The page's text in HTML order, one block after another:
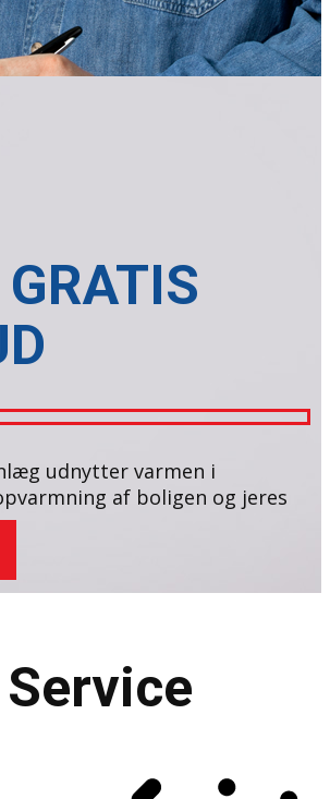
GRATIS
udnytter varmen i
af boligen og jeres